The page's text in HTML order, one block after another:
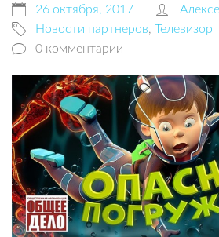
26 октября, 2017
Новости партнеров, Телевизор
0 комментарии